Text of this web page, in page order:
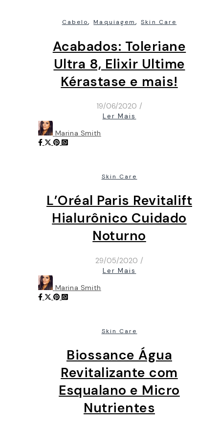
Cabelo,Maquiagem,Skin Care
Acabados: Toleriane
Ultra 8, Elixir Ultime
Kérastase e mais!
19/06/2020 /
Ler Mais
Marina Smith
Skin Care
L’Oréal Paris Revitalift
Hialurônico Cuidado
Noturno
29/05/2020 /
Ler Mais
Marina Smith
Skin Care
Biossance Água
Revitalizante com
Esqualano e Micro
Nutrientes